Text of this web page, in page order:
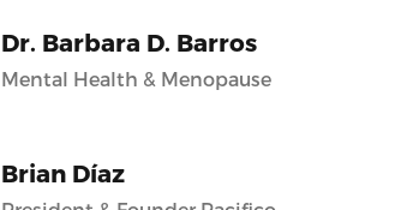
Dr. Barbara D. Barros
Mental Health & Menopause
Brian Díaz